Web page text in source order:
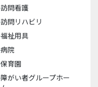
訪問看護
訪問リハビリ
福祉用具
病院
保育園
障がい者グループホー